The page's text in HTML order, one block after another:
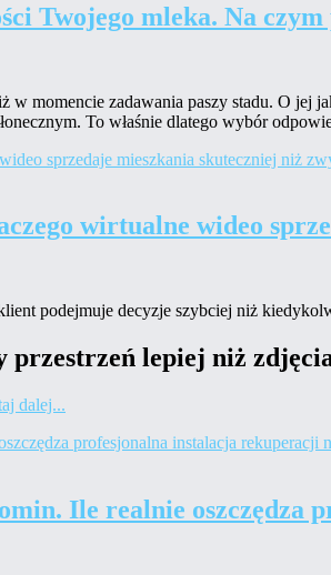
Twojego mleka. Na
w momencie zadawania paszy stadu. O jej
To właśnie dlatego wybór
wirtualne wideo
podejmuje decyzje szybciej niż
przestrzeń lepiej niż
dalej...
Ile realnie oszczędza